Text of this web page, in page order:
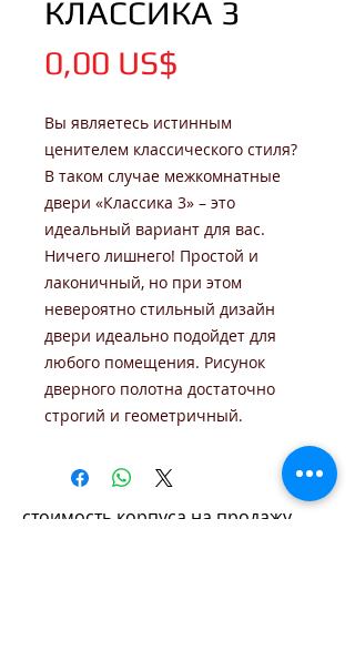
КЛАССИКА 3
0,00 US$
Вы являетесь истинным
ценителем классического стиля?
В таком случае межкомнатные
двери «Классика 3» – это
идеальный вариант для вас.
Ничего лишнего! Простой и
лаконичный, но при этом
невероятно стильный дизайн
двери идеально подойдет для
любого помещения. Рисунок
дверного полотна достаточно
строгий и геометричный.
стоимость корпуса на продажу